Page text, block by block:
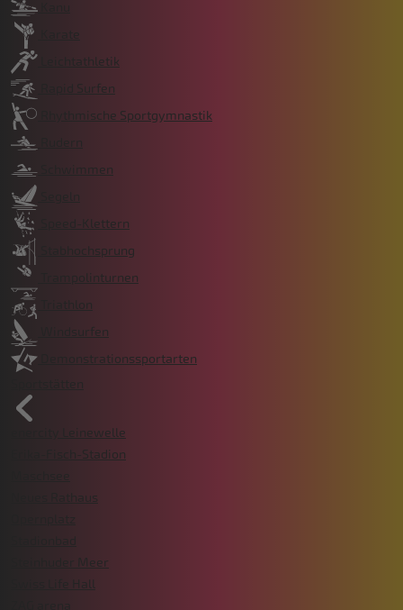
Leichtathletik
Rapid Surfen
Rhythmische Sportgymnastik
Rudern
Schwimmen
Segeln
Speed-Klettern
Stabhochsprung
Trampolinturnen
Triathlon
Windsurfen
Demonstrationssportarten
Sportstätten
enercity Leinewelle
Erika-Fisch-Stadion
Neues Rathaus
Steinhuder Meer
Swiss Life Hall